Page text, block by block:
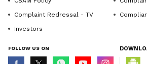
Complaint Redressal - TV
Investors
FOLLOW US ON